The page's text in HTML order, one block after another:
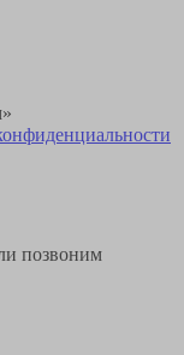
позвоним